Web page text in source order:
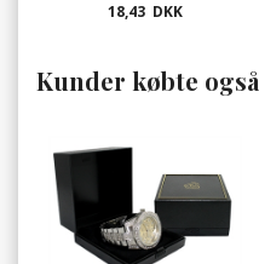
18,43 DKK
Kunder købte også